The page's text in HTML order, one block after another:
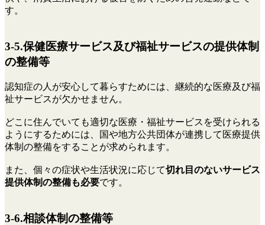
す。
3-5.保健医療サービス及び福祉サービスの提供体制
の整備等
認知症の人が安心して暮らすためには、継続的な医療及び福
祉サービスが欠かせません。
どこに住んでいても適切な医療・福祉サービスを受けられる
ようにするためには、国や地方公共団体が連携して医療提供
体制の整備をすることが求められます。
また、個々の症状や生活状況に応じて切れ目のないサービス
提供体制の整備も必要です。
3-6.相談体制の整備等